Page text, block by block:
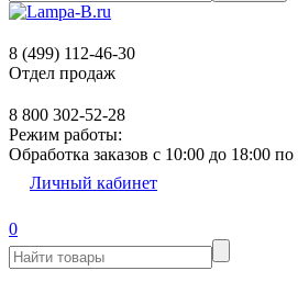
8 (499) 112-46-30
Отдел продаж
8 800 302-52-28
Режим работы:
Обработка заказов с 10:00 до 18:00
Личный кабинет
0